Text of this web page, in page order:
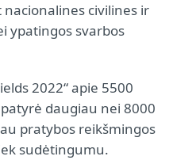
civilines ir
ypatingos svarbos
2022“ apie 5500
daugiau nei 8000
pratybos reikšmingos
sudėtingumu.